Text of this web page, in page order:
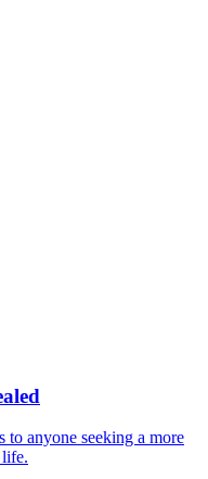
to anyone seeking a more